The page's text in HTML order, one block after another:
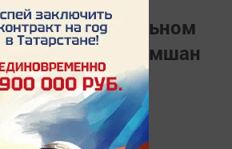
в национальном
MАХНаш Черемшан